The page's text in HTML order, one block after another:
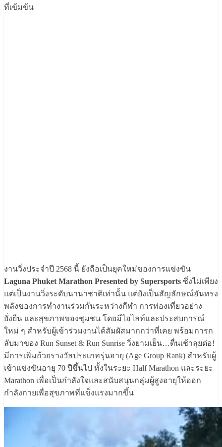
ที่เข้มข้น
งานวิ่งประจำปี 2568 นี้ ยังถือเป็นยุคใหม่ของการแข่งขัน
Laguna Phuket Marathon Presented by Supersports ซึ่งไม่เพียง
แต่เป็นงานวิ่งระดับนานาชาติเท่านั้น แต่ยังเป็นสัญลักษณ์อันทรง
พลังของการทำงานร่วมกันระหว่างกีฬา การท่องเที่ยวอย่าง
ยั่งยืน และสุขภาพของชุมชน โดยมีไฮไลท์และประสบการณ์
ใหม่ ๆ สำหรับผู้เข้าร่วมงานได้สัมผัสมากกว่าที่เคย พร้อมการก
ลับมาของ Run Sunset & Run Sunrise วิ่งยามเย็น…ตื่นเช้าลุยต่อ!
มีการเพิ่มถ้วยรางวัลประเภทรุ่นอายุ (Age Group Rank) สำหรับผู้
เข้าแข่งขันอายุ 70 ปีขึ้นไป ทั้งในระยะ Half Marathon และระยะ
Marathon เพื่อเป็นกำลังใจและสนับสนุนกลุ่มผู้สูงอายุให้ออก
กำลังกายเพื่อสุขภาพที่แข็งแรงมากขึ้น